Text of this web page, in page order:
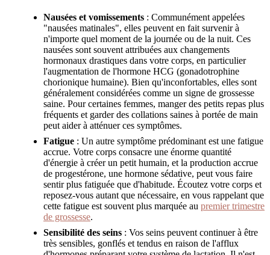
Nausées et vomissements : Communément appelées
"nausées matinales", elles peuvent en fait survenir à
n'importe quel moment de la journée ou de la nuit. Ces
nausées sont souvent attribuées aux changements
hormonaux drastiques dans votre corps, en particulier
l'augmentation de l'hormone HCG (gonadotrophine
chorionique humaine). Bien qu'inconfortables, elles sont
généralement considérées comme un signe de grossesse
saine. Pour certaines femmes, manger des petits repas plus
fréquents et garder des collations saines à portée de main
peut aider à atténuer ces symptômes.
Fatigue : Un autre symptôme prédominant est une fatigue
accrue. Votre corps consacre une énorme quantité
d'énergie à créer un petit humain, et la production accrue
de progestérone, une hormone sédative, peut vous faire
sentir plus fatiguée que d'habitude. Écoutez votre corps et
reposez-vous autant que nécessaire, en vous rappelant que
cette fatigue est souvent plus marquée au premier trimestre
de grossesse.
Sensibilité des seins : Vos seins peuvent continuer à être
très sensibles, gonflés et tendus en raison de l'afflux